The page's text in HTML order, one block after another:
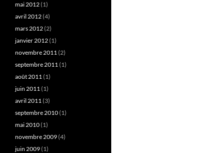
mai 2012(1)
avril 2012(4)
mars 2012(2)
janvier 2012(1)
novembre 2011(2)
septembre 2011(1)
août 2011(1)
juin 2011(1)
avril 2011(3)
septembre 2010(1)
mai 2010(1)
novembre 2009(4)
juin 2009(1)